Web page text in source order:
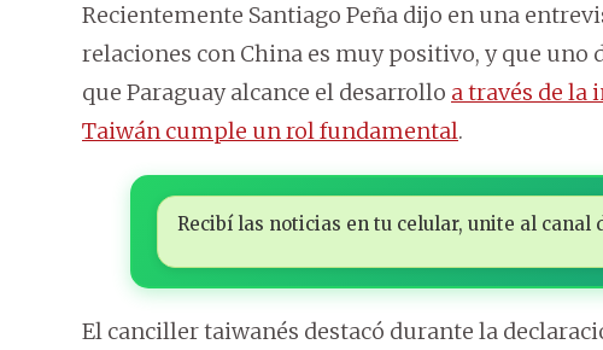
Recientemente Santiago Peña dijo en una
relaciones con China es muy positivo, y que uno
que Paraguay alcance el desarrollo a través de la
Taiwán cumple un rol fundamental.
Recibí las noticias en tu celular, unite al canal
El canciller taiwanés destacó durante la